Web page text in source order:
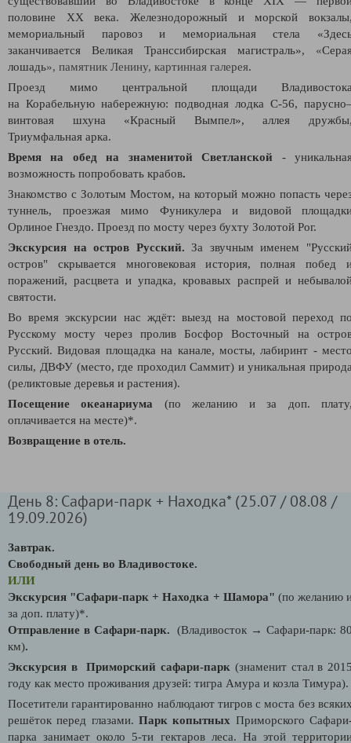
половине XX века. Железнодорожный и морской
мемориальный паровоз и мемориальная стела
заканчивается Великая Транссибирская магистраль», «
лошадь», памятник Ленину, картинная галерея.
Проезд мимо центральной площади
на Корабельную набережную: подводная лодка С-56,
винтовая шхуна «Красный Вымпел», аллея
Триумфальная арка.
Время на обед на знаменитой Светланской -
возможность попробовать крабов.
Знакомство с Золотым Мостом, на который можно попасть
туннель, проезжая мимо Фуникулера и видовой
Орлиное Гнездо. Проезд по мосту через бухту Золотой Рог.
Экскурсия на остров Русский.За звучным именем
остров" скрывается многовековая история, полная побед
поражений, расцвета и упадка, кровавых распрей и
святости.
Во время экскурсии нас ждёт: выезд на мостовой переход
Русскому мосту через пролив Босфор Восточный на
Русский. Видовая площадка на канале, мосты, лабиринт -
силы, ДВФУ (место, где проходил Саммит) и уникальная
(реликтовые деревья и растения).
Посещение океанариума (по желанию и за доп.
оплачивается на месте)*.
Возвращение в отель.
День 8: Сафари-парк + Находка* (25.07 / 08.08 /
19.09.2026)
Завтрак.
Свободный день во Владивостоке.
ИЛИ
Экскурсия "Сафари-парк + Находка + Шамора" (по желанию
за доп. плату)*.
Отправление в Сафари-парк.(Владивосток → Сафари-парк:
км).
Экскурсия в Приморский сафари-парк (знаменит стал в
году как место проживания друзей: тигра Амура и козла Тимура).
Посетители гарантированно наблюдают тигров с моста без
решёток перед глазами. Парк копытных Приморского
парка занимает около 5-ти гектаров леса. На этой